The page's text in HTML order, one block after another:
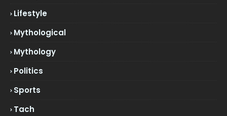
Lifestyle
Mythological
Mythology
Politics
Sports
Tach